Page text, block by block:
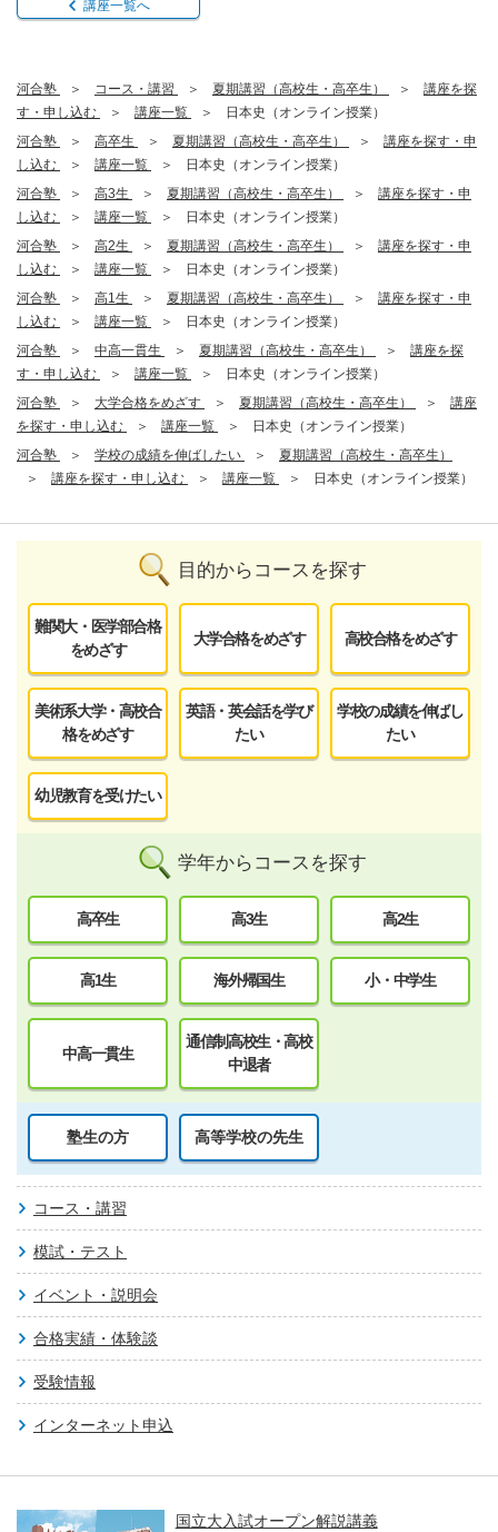
講座一覧へ
河合塾 コース・講習 夏期講習（高校生・高卒生）
講座を探
す・申し込む
講座一覧
日本史（オンライン授業）
河合塾
高卒生 夏期講習（高校生・高卒生）
講座を探す・申
し込む
講座一覧
日本史（オンライン授業）
河合塾
高3生 夏期講習（高校生・高卒生）
講座を探す・申
し込む
講座一覧
日本史（オンライン授業）
河合塾
高2生 夏期講習（高校生・高卒生）
講座を探す・申
し込む
講座一覧
日本史（オンライン授業）
河合塾
高1生 夏期講習（高校生・高卒生）
講座を探す・申
し込む
講座一覧
日本史（オンライン授業）
河合塾
中高一貫生 夏期講習（高校生・高卒生）
講座を探
す・申し込む
講座一覧
日本史（オンライン授業）
河合塾
大学合格をめざす 夏期講習（高校生・高卒生）
講座
を探す・申し込む
講座一覧
日本史（オンライン授業）
河合塾
学校の成績を伸ばしたい
夏期講習（高校生・高卒生）
講座を探す・申し込む
講座一覧 日本史（オンライン授業）
目的からコースを探す
難関大・医学部合格
をめざす
大学合格をめざす 高校合格をめざす
美術系大学・高校合
格をめざす
英語・英会話を学び
たい
学校の成績を伸ばし
たい
幼児教育を受けたい
学年からコースを探す
高卒生 高3生 高2生
高1生 海外帰国生 小・中学生
中高一貫生
通信制高校生・高校
中退者
塾生の方 高等学校の先生
コース・講習
模試・テスト
イベント・説明会
合格実績・体験談
受験情報
インターネット申込
国立大入試オープン解説講義